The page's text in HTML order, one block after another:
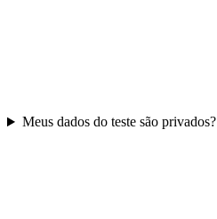
Meus dados do teste são privados?